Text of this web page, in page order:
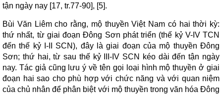
tận ngày nay [17, tr.77-90], [5].
Bùi Văn Liêm cho rằng, mộ thuyền Việt Nam có hai thời kỳ:
thứ nhất, từ giai đoạn Đông Sơn phát triển (thế kỷ V-IV TCN
đến thế kỷ I-II SCN), đây là giai đoạn của mộ thuyền Đông
Sơn; thứ hai, từ sau thế kỷ III-IV SCN kéo dài đến tận ngày
nay. Tác giả cũng lưu ý về tên gọi loại hình mộ thuyền ở giai
đoạn hai sao cho phù hợp với chức năng và với quan niệm
của chủ nhân để phân biệt với mộ thuyền trong văn hóa Đông